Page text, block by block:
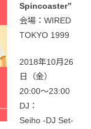
Spincoaster”
会場：WIRED
TOKYO 1999
2018年10月26
日（金）
20:00〜23:00
DJ：
Seiho -DJ Set-